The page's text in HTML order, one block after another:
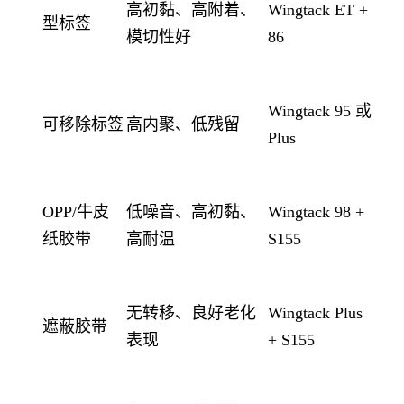
型标签
高初黏、高附着、
模切性好
Wingtack ET +
86
可移除标签 高内聚、低残留
Wingtack 95 或
Plus
OPP/牛皮
纸胶带
低噪音、高初黏、
高耐温
Wingtack 98 +
S155
遮蔽胶带
无转移、良好老化
表现
Wingtack Plus
+ S155